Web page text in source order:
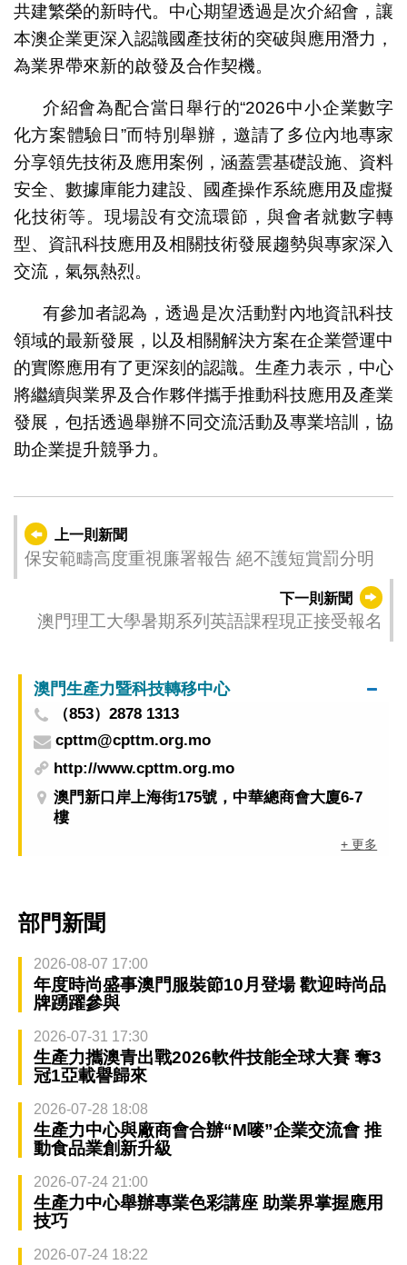
共建繁榮的新時代。中心期望透過是次介紹會，讓
本澳企業更深入認識國產技術的突破與應用潛力，
為業界帶來新的啟發及合作契機。
介紹會為配合當日舉行的“2026中小企業數字
化方案體驗日”而特別舉辦，邀請了多位內地專家
分享領先技術及應用案例，涵蓋雲基礎設施、資料
安全、數據庫能力建設、國產操作系統應用及虛擬
化技術等。現場設有交流環節，與會者就數字轉
型、資訊科技應用及相關技術發展趨勢與專家深入
交流，氣氛熱烈。
有參加者認為，透過是次活動對內地資訊科技
領域的最新發展，以及相關解決方案在企業營運中
的實際應用有了更深刻的認識。生產力表示，中心
將繼續與業界及合作夥伴攜手推動科技應用及產業
發展，包括透過舉辦不同交流活動及專業培訓，協
助企業提升競爭力。
上一則新聞
保安範疇高度重視廉署報告 絕不護短賞罰分明
下一則新聞
澳門理工大學暑期系列英語課程現正接受報名
澳門生產力暨科技轉移中心
（853）2878 1313
cpttm@cpttm.org.mo
http://www.cpttm.org.mo
澳門新口岸上海街175號，中華總商會大廈6-7
樓
+ 更多
部門新聞
2026-08-07 17:00
年度時尚盛事澳門服裝節10月登場 歡迎時尚品
牌踴躍參與
2026-07-31 17:30
生產力攜澳青出戰2026軟件技能全球大賽 奪3
冠1亞載譽歸來
2026-07-28 18:08
生產力中心與廠商會合辦“M嘜”企業交流會 推
動食品業創新升級
2026-07-24 21:00
生產力中心舉辦專業色彩講座 助業界掌握應用
技巧
2026-07-24 18:22